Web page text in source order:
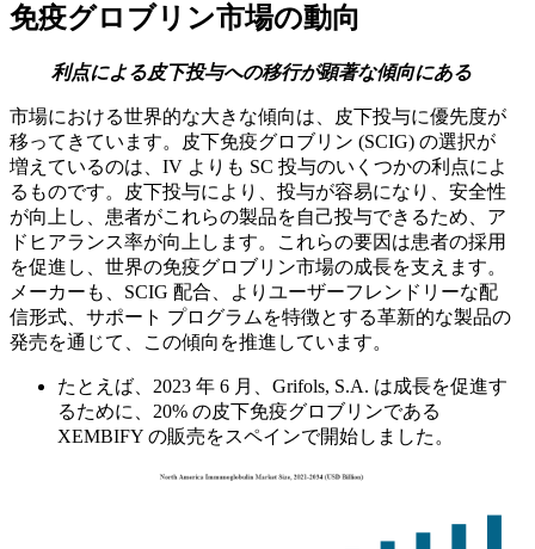
免疫グロブリン市場の動向
利点による皮下投与への移行が顕著な傾向にある
市場における世界的な大きな傾向は、皮下投与に優先度が
移ってきています。皮下免疫グロブリン (SCIG) の選択が
増えているのは、IV よりも SC 投与のいくつかの利点によ
るものです。皮下投与により、投与が容易になり、安全性
が向上し、患者がこれらの製品を自己投与できるため、ア
ドヒアランス率が向上します。これらの要因は患者の採用
を促進し、世界の免疫グロブリン市場の成長を支えます。
メーカーも、SCIG 配合、よりユーザーフレンドリーな配
信形式、サポート プログラムを特徴とする革新的な製品の
発売を通じて、この傾向を推進しています。
たとえば、2023 年 6 月、Grifols, S.A. は成長を促進す
るために、20% の皮下免疫グロブリンである
XEMBIFY の販売をスペインで開始しました。